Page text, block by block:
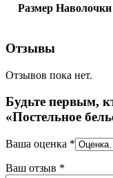
Размер Наволочки
Отзывы
Отзывов пока нет.
Будьте первым,
«Постельное
Ваша оценка *
Ваш отзыв *